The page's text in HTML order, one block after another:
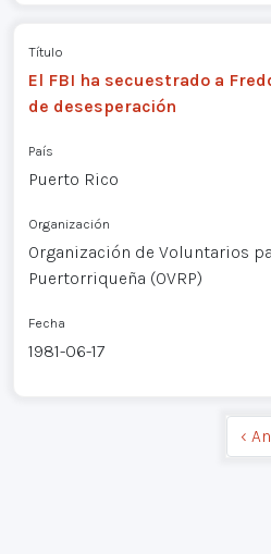
Título
El FBI ha secuestrado a
de desesperación
País
Puerto Rico
Organización
Organización de Voluntarios
Puertorriqueña (OVRP)
Fecha
1981-06-17
‹